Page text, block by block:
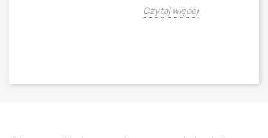
Czytaj więcej